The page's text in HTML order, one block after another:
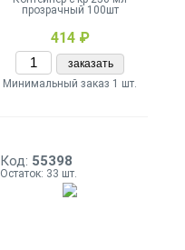
прозрачный 100шт
414 ₽
заказать
Минимальный заказ 1 шт.
Код: 55398
Остаток: 33 шт.